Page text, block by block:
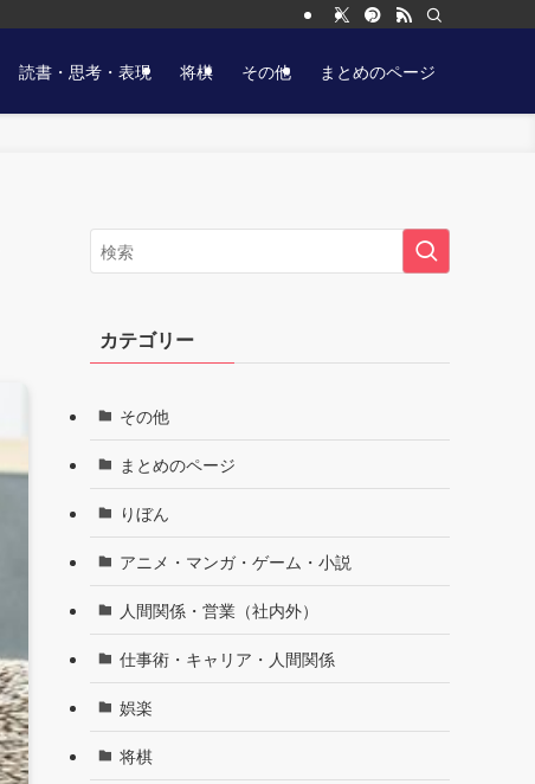
読書・思考・表現 将棋 その他 まとめのページ
カテゴリー
その他
まとめのページ
りぼん
アニメ・マンガ・ゲーム・小説
人間関係・営業（社内外）
仕事術・キャリア・人間関係
娯楽
将棋